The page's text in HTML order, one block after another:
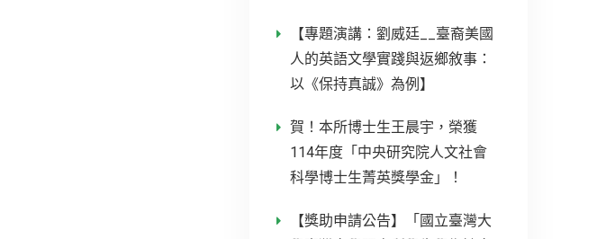
【專題演講：劉威廷__臺裔美國
人的英語文學實踐與返鄉敘事：
以《保持真誠》為例】
賀！本所博士生王晨宇，榮獲
114年度「中央研究院人文社會
科學博士生菁英獎學金」！
【獎助申請公告】「國立臺灣大